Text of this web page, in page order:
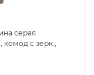
серая
комод с зерк.,